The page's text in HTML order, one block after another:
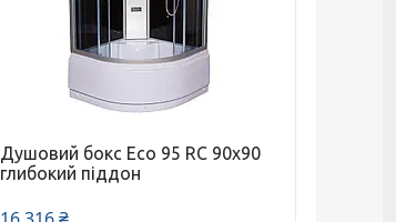
Душовий бокс Eco 95 RC 90х90
глибокий піддон